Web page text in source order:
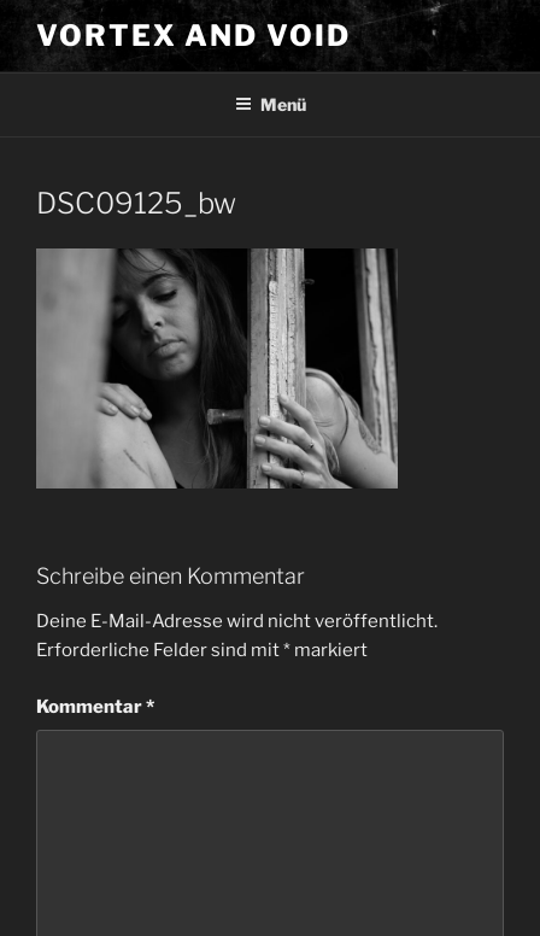
Zum
Inhalt
springen
VORTEX AND VOID
Menü
DSC09125_bw
Schreibe einen Kommentar
Deine E-Mail-Adresse wird nicht veröffentlicht.
Erforderliche Felder sind mit* markiert
Kommentar*